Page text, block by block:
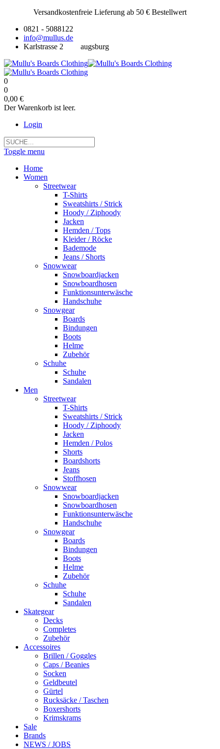
Versandkostenfreie Lieferung ab 50 € Bestellwert
0821 - 5088122
info@mullus.de
Karlstrasse 2
augsburg
0
0
0,00 €
Der Warenkorb ist leer.
Login
Toggle menu
Home
Women
Streetwear
T-Shirts
Sweatshirts / Strick
Hoody / Ziphoody
Jacken
Hemden / Tops
Kleider / Röcke
Bademode
Jeans / Shorts
Snowwear
Snowboardjacken
Snowboardhosen
Funktionsunterwäsche
Handschuhe
Snowgear
Boards
Bindungen
Boots
Helme
Zubehör
Schuhe
Schuhe
Sandalen
Men
Streetwear
T-Shirts
Sweatshirts / Strick
Hoody / Ziphoody
Jacken
Hemden / Polos
Shorts
Boardshorts
Jeans
Stoffhosen
Snowwear
Snowboardjacken
Snowboardhosen
Funktionsunterwäsche
Handschuhe
Snowgear
Boards
Bindungen
Boots
Helme
Zubehör
Schuhe
Schuhe
Sandalen
Skategear
Decks
Completes
Zubehör
Accessoires
Brillen / Goggles
Caps / Beanies
Socken
Geldbeutel
Gürtel
Rucksäcke / Taschen
Boxershorts
Krimskrams
Sale
Brands
NEWS / JOBS